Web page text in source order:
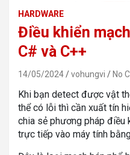
HARDWARE
Điều khiển
C# và C++
14/05/2024 vohungvi No
Khi bạn detect được vật
thể có lỗi thì cần xuất tín
chia sẻ phương pháp điều
trực tiếp vào máy tính